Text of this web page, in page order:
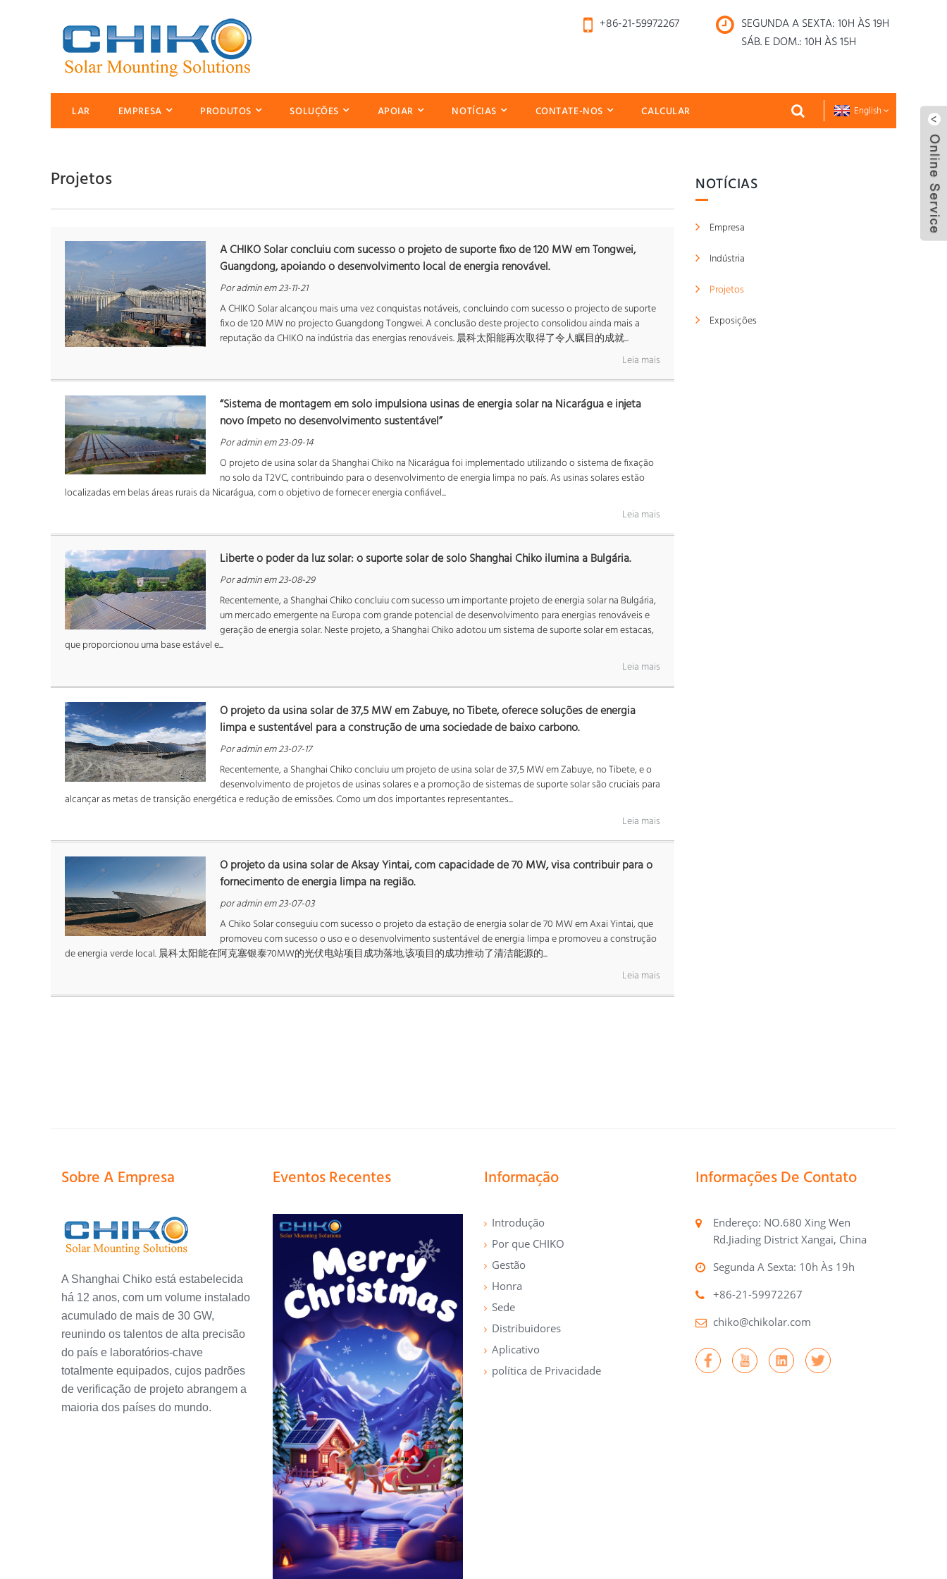
+86-21-59972267
SEGUNDA A SEXTA: 10H ÀS 19H
SÁB. E DOM.: 10H ÀS 15H
LAR EMPRESA PRODUTOS SOLUÇÕES APOIAR NOTÍCIAS CONTATE-NOS CALCULAR English
NOTÍCIAS
Empresa
Indústria
Projetos
Exposições
Projetos
A CHIKO Solar concluiu com sucesso o projeto de suporte fixo de 120 MW em Tongwei,
Guangdong, apoiando o desenvolvimento local de energia renovável.
Por admin em 23-11-21
A CHIKO Solar alcançou mais uma vez conquistas notáveis, concluindo com sucesso o projecto de suporte
fixo de 120 MW no projecto Guangdong Tongwei. A conclusão deste projecto consolidou ainda mais a
reputação da CHIKO na indústria das energias renováveis. 晨科太阳能再次取得了令人瞩目的成就...
Leia mais
“Sistema de montagem em solo impulsiona usinas de energia solar na Nicarágua e injeta
novo ímpeto no desenvolvimento sustentável”
Por admin em 23-09-14
O projeto de usina solar da Shanghai Chiko na Nicarágua foi implementado utilizando o sistema de fixação
no solo da T2VC, contribuindo para o desenvolvimento de energia limpa no país. As usinas solares estão
localizadas em belas áreas rurais da Nicarágua, com o objetivo de fornecer energia confiável...
Leia mais
Liberte o poder da luz solar: o suporte solar de solo Shanghai Chiko ilumina a Bulgária.
Por admin em 23-08-29
Recentemente, a Shanghai Chiko concluiu com sucesso um importante projeto de energia solar na Bulgária,
um mercado emergente na Europa com grande potencial de desenvolvimento para energias renováveis ​​e
geração de energia solar. Neste projeto, a Shanghai Chiko adotou um sistema de suporte solar em estacas,
que proporcionou uma base estável e...
Leia mais
O projeto da usina solar de 37,5 MW em Zabuye, no Tibete, oferece soluções de energia
limpa e sustentável para a construção de uma sociedade de baixo carbono.
Por admin em 23-07-17
Recentemente, a Shanghai Chiko concluiu um projeto de usina solar de 37,5 MW em Zabuye, no Tibete, e o
desenvolvimento de projetos de usinas solares e a promoção de sistemas de suporte solar são cruciais para
alcançar as metas de transição energética e redução de emissões. Como um dos importantes representantes...
Leia mais
O projeto da usina solar de Aksay Yintai, com capacidade de 70 MW, visa contribuir para o
fornecimento de energia limpa na região.
por admin em 23-07-03
A Chiko Solar conseguiu com sucesso o projeto da estação de energia solar de 70 MW em Axai Yintai, que
promoveu com sucesso o uso e o desenvolvimento sustentável de energia limpa e promoveu a construção
de energia verde local. 晨科太阳能在阿克塞银泰70MW的光伏电站项目成功落地,该项目的成功推动了清洁能源的...
Leia mais
Sobre A Empresa
A Shanghai Chiko está estabelecida
há 12 anos, com um volume instalado
acumulado de mais de 30 GW,
reunindo os talentos de alta precisão
do país e laboratórios-chave
totalmente equipados, cujos padrões
de verificação de projeto abrangem a
maioria dos países do mundo.
Eventos Recentes Informação
Introdução
Por que CHIKO
Gestão
Honra
Sede
Distribuidores
Aplicativo
política de Privacidade
Informações De Contato
Endereço: NO.680 Xing Wen
Rd.Jiading District Xangai, China
Segunda A Sexta: 10h Às 19h
+86-21-59972267
chiko@chikolar.com